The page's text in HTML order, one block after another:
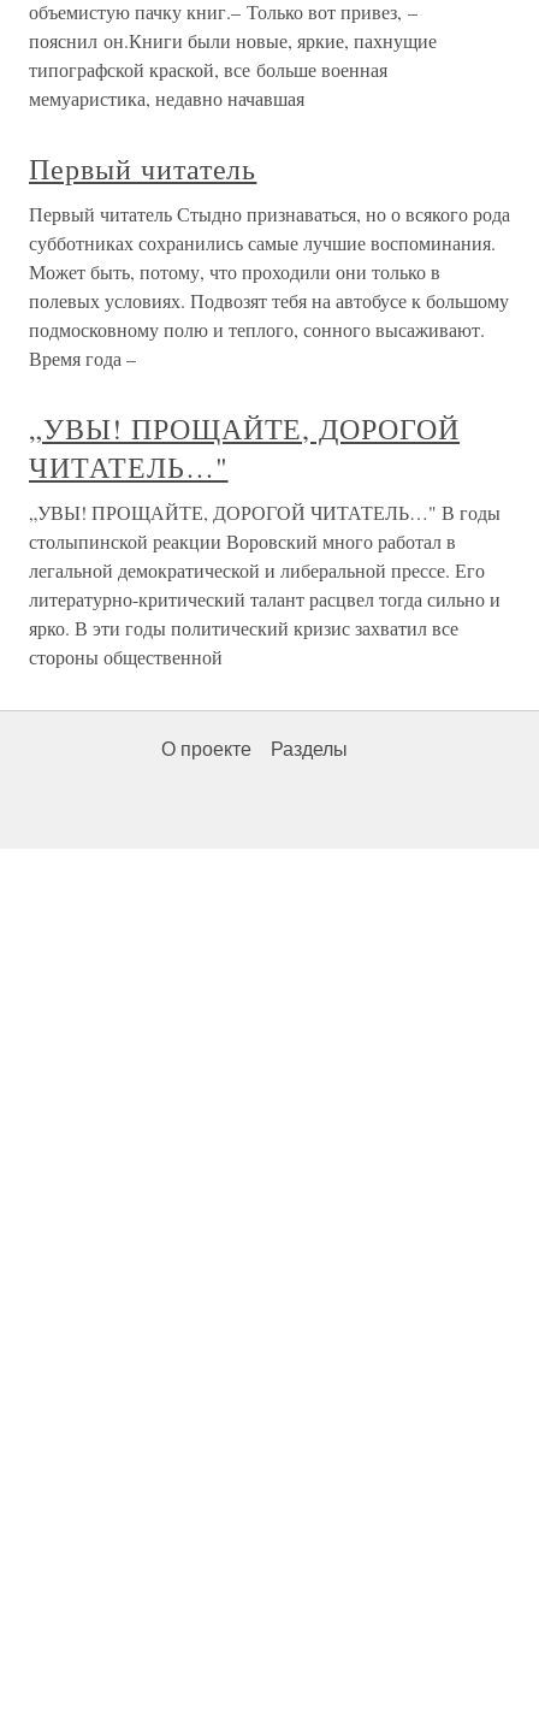
объемистую пачку книг.– Только вот привез, –
пояснил он.Книги были новые, яркие, пахнущие
типографской краской, все больше военная
мемуаристика, недавно начавшая
Первый читатель
Первый читатель Стыдно признаваться, но о всякого рода
субботниках сохранились самые лучшие воспоминания.
Может быть, потому, что проходили они только в
полевых условиях. Подвозят тебя на автобусе к большому
подмосковному полю и теплого, сонного высаживают.
Время года –
„УВЫ! ПРОЩАЙТЕ, ДОРОГОЙ
ЧИТАТЕЛЬ…"
„УВЫ! ПРОЩАЙТЕ, ДОРОГОЙ ЧИТАТЕЛЬ…" В годы
столыпинской реакции Воровский много работал в
легальной демократической и либеральной прессе. Его
литературно-критический талант расцвел тогда сильно и
ярко. В эти годы политический кризис захватил все
стороны общественной
О проекте Разделы